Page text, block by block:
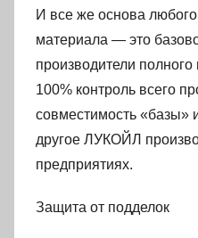
И все же основа
материала — это
производители полного
100% контроль всего
совместимость «базы»
другое ЛУКОЙЛ
предприятиях.
Защита от подделок